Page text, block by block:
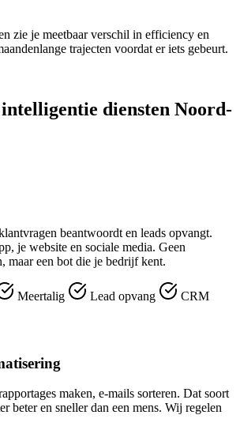
zie je meetbaar verschil in efficiency en
trajecten voordat er iets gebeurt.
diensten Noord-
beantwoordt en leads opvangt.
je website en sociale media. Geen
maar een bot die je bedrijf kent.
Meertalig Lead opvang
CRM
maken, e-mails sorteren. Dat soort
beter en sneller dan een mens. Wij regelen